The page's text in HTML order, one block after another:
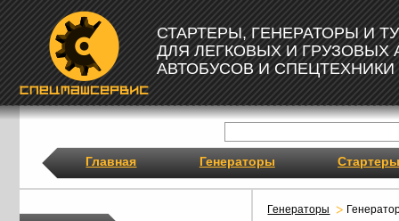
СТАРТЕРЫ, ГЕНЕРАТОРЫ И
ДЛЯ ЛЕГКОВЫХ И ГРУЗОВЫХ
АВТОБУСОВ И СПЕЦТЕХНИКИ
Главная Генераторы Стартеры
Генераторы